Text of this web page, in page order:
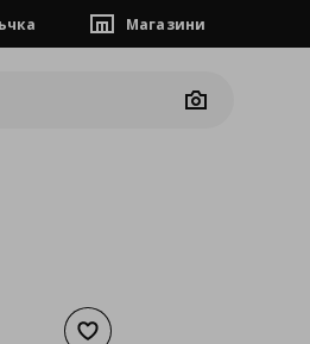
Магазини
Camera
Добави към списъка с